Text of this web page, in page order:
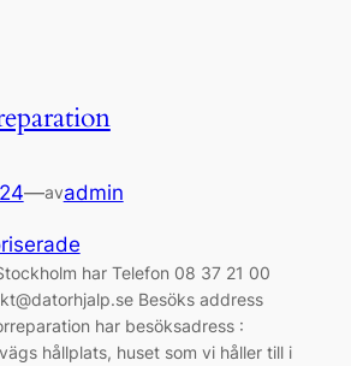
—avadmin
har Telefon 08 37 21 00
Besöks address
har besöksadress :
hållplats, huset som vi håller till i